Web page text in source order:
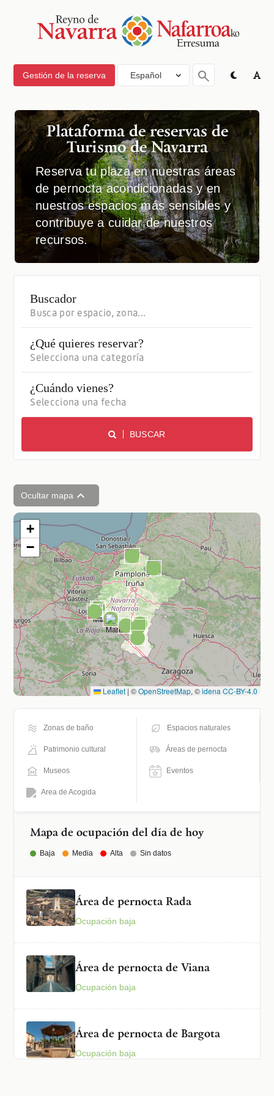
Gestión de la reserva Español
Plataforma de reservas de
Turismo de Navarra
Reserva tu plaza en nuestras áreas
de pernocta acondicionadas y en
nuestros espacios más sensibles y
contribuye a cuidar de nuestros
recursos.
Buscador
¿Qué quieres reservar?
¿Cuándo vienes?
BUSCAR
Ocultar mapa
Mapa de ocupación del día de hoy
Baja Media Alta Sin datos
Zonas de baño Espacios naturales
Patrimonio cultural Áreas de pernocta
Museos Eventos
Area de Acogida
Área de pernocta Rada
Ocupación baja
Área de pernocta de Viana
Ocupación baja
Área de pernocta de Bargota
Ocupación baja
+
−
Leaflet | ©OpenStreetMap, ©idena CC-BY-4.0